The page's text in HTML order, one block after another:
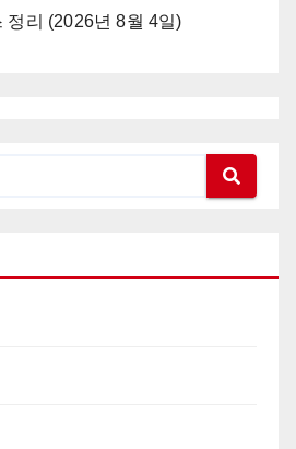
정리 (2026년 8월 4일)